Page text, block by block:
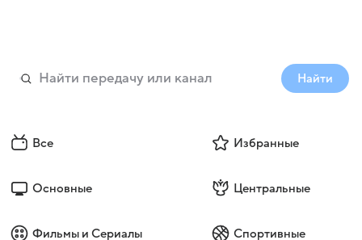
Найти
Все Избранные
Основные Центральные
Фильмы и Сериалы Спортивные